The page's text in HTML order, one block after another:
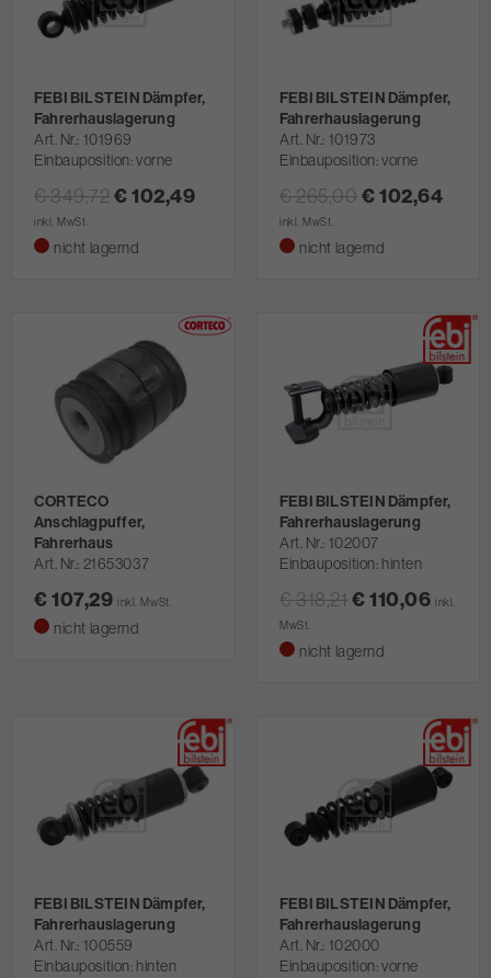
FEBI BILSTEIN Dämpfer,
Fahrerhauslagerung
Art. Nr. 101969
Einbauposition: vorne
€ 349,72€ 102,49
inkl. MwSt.
nicht lagernd
FEBI BILSTEIN Dämpfer,
Fahrerhauslagerung
Art. Nr. 101973
Einbauposition: vorne
€ 265,00€ 102,64
inkl. MwSt.
nicht lagernd
CORTECO
Anschlagpuffer,
Fahrerhaus
Art. Nr. 21653037
€ 107,29inkl. MwSt.
nicht lagernd
FEBI BILSTEIN Dämpfer,
Fahrerhauslagerung
Art. Nr. 102007
Einbauposition: hinten
€ 318,21€ 110,06inkl.
MwSt.
nicht lagernd
FEBI BILSTEIN Dämpfer,
Fahrerhauslagerung
Art. Nr. 100559
Einbauposition: hinten
FEBI BILSTEIN Dämpfer,
Fahrerhauslagerung
Art. Nr. 102000
Einbauposition: vorne